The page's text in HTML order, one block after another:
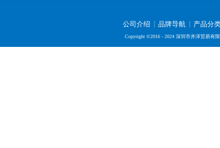
公司介绍 品牌导航 产品分
Copyright ©2016 - 2024 深圳市井泽贸易有